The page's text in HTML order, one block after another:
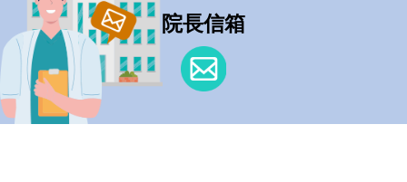
院長信箱